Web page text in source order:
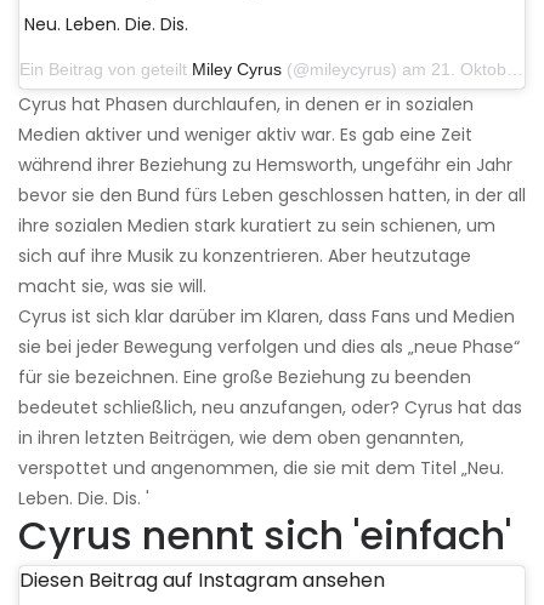
Neu. Leben. Die. Dis.
Ein Beitrag von geteilt Miley Cyrus (@mileycyrus) am 21. Oktober 2019 um 12:31 Uhr PDT
Cyrus hat Phasen durchlaufen, in denen er in sozialen
Medien aktiver und weniger aktiv war. Es gab eine Zeit
während ihrer Beziehung zu Hemsworth, ungefähr ein Jahr
bevor sie den Bund fürs Leben geschlossen hatten, in der all
ihre sozialen Medien stark kuratiert zu sein schienen, um
sich auf ihre Musik zu konzentrieren. Aber heutzutage
macht sie, was sie will.
Cyrus ist sich klar darüber im Klaren, dass Fans und Medien
sie bei jeder Bewegung verfolgen und dies als „neue Phase“
für sie bezeichnen. Eine große Beziehung zu beenden
bedeutet schließlich, neu anzufangen, oder? Cyrus hat das
in ihren letzten Beiträgen, wie dem oben genannten,
verspottet und angenommen, die sie mit dem Titel „Neu.
Leben. Die. Dis. '
Cyrus nennt sich 'einfach'
Diesen Beitrag auf Instagram ansehen